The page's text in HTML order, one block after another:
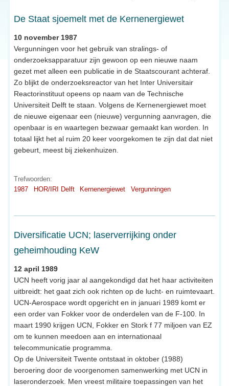
De Staat sjoemelt met de Kernenergiewet
10 november 1987
Vergunningen voor het gebruik van stralings- of
onderzoeksapparatuur zijn gewoon op een nieuwe naam
gezet met alleen een publicatie in de Staatscourant achteraf.
Zo blijkt de onderzoeksreactor van het Inter Universitair
Reactorinstituut opeens op naam van de Technische
Universiteit Delft te staan. Volgens de Kernenergiewet moet
de nieuwe eigenaar een (nieuwe) vergunning aanvragen, die
openbaar is en waartegen bezwaar gemaakt kan worden. In
totaal lijkt het al ruim 20 keer voorgekomen te zijn dat dat niet
gebeurt, meest bij ziekenhuizen.
Trefwoorden:
1987
HOR/IRI Delft Kernenergiewet Vergunningen
Diversificatie UCN; laserverrijking onder
geheimhouding KeW
12 april 1989
UCN heeft vorig jaar al aangekondigd dat het haar activiteiten
uitbreidt: het gaat zich ook richten op de lucht- en ruimtevaart.
UCN-Aerospace wordt opgericht en in januari 1989 komt er
een order van Fokker voor de onderdelen van de F-100. In
maart 1990 krijgen UCN, Fokker en Stork f 77 miljoen van EZ
om te kunnen meedoen aan en internationaal
telecommunicatie programma.
Op de Universiteit Twente ontstaat in oktober (1988)
beroering door de voorgenomen samenwerking met UCN in
laseronderzoek. Men vreest militaire toepassingen van het